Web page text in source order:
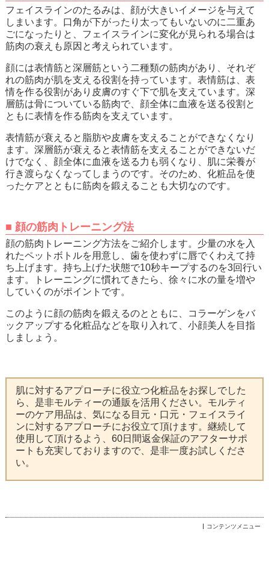
フェイスラインのたるみは、顔が大きいイメージを与えて
しまいます。口角が下がったり太ってもいないのに 二重あ
ごになったりと、フェイスラインに変化が見られる場合は
筋肉の衰えも原因と考えられています。
顔には表情筋と深層筋という二種類の筋肉があり、それぞ
れの筋肉が肌を支える役割を持っています。表情筋は、表
情を作る役割があり皮膚のすぐ下で肌を支えています。深
層筋は骨についている筋肉で、顔全体に血液を送る役割と
ともに表情を作る筋肉を支えています。
表情筋が衰えると脂肪や皮膚を支えることができなくなり
ます。深層筋が衰えると表情筋を支えることができないだ
けでなく、顔全体に血液を送る力も弱くなり、肌に栄養が
行き渡らなくなってしまうのです。そのため、化粧品を使
ったケアとともに筋肉を鍛えることも大切なのです。
■ 顔の筋肉トレーニング法
顔の筋肉トレーニング方法をご紹介します。少量の水を入
れたペットボトルを用意し、歯を使わずに唇でくわえて持
ち上げます。持ち上げた状態で10秒キープするのを3回行い
ます。トレーニングに慣れてきたら、徐々に水の量を増や
していくのがポイントです。
このように顔の筋肉を鍛えるのとともに、コラーゲンをバ
ックアップする化粧品などを取り入れて、小顔美人を目指
しましょう。
肌に対するアプローチに役立つ化粧品をお探しでした
ら、是非モルティーの通販を活用ください。モルティ
ーのケア用品は、気になる目元・口元・フェイスライ
ンに対するアプローチにお役立て頂けます。継続して
使用して頂けるよう、60日間返金保証のアフターサポ
ートも充実しておりますので、是非一度お試しくださ
い。
コンテンツメニュー